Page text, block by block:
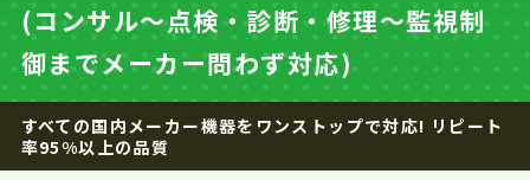
ホーム
商材一覧
(コンサル～点検・診断・修理～監視制
御までメーカー問わず対応)
すべての国内メーカー機器をワンストップで対応! リピート
率95%以上の品質